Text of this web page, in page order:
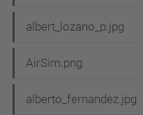
albert_lozano_p.jpg
AirSim.png
alberto_fernandez.jpg